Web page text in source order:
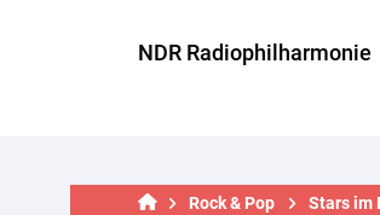
NDR Radiophilharmonie
Rock & Pop Stars im